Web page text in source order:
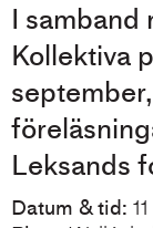
I samband
Kollektiva
Leksands
Datum & tid: